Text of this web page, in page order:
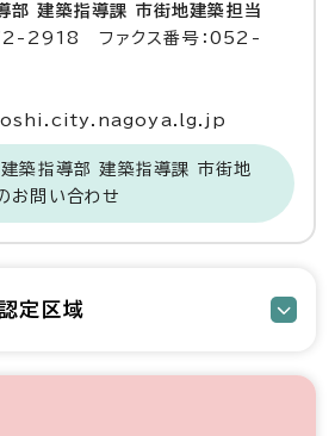
部 建築指導課 市街地建築担当
2918 ファクス番号：052-
築指導部 建築指導課 市街地
お問い合わせ
定区域